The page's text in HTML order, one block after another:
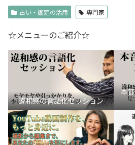
占い・鑑定の活用 専門家
☆メニューのご紹介☆
違和感の言語化セッション
本